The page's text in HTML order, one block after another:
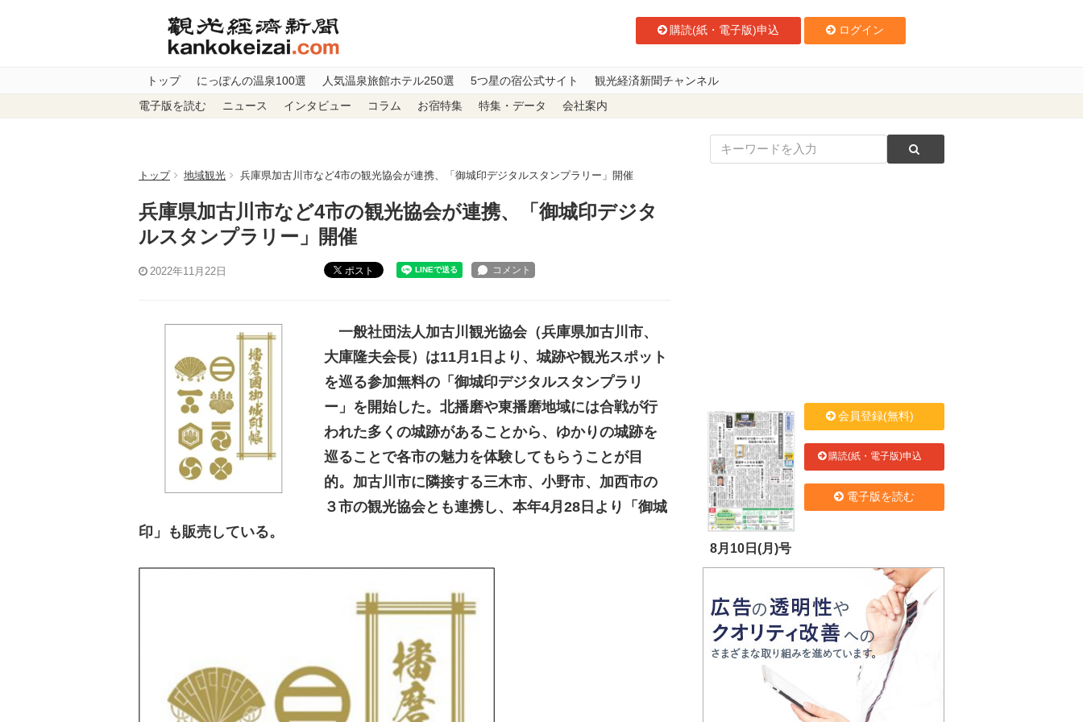
購読(紙・電子版)申込 ログイン
トップ にっぽんの温泉100選 人気温泉旅館ホテル250選 5つ星の宿公式サイト 観光経済新聞チャンネル
電子版を読む ニュース インタビュー コラム お宿特集 特集・データ 会社案内
トップ 地域観光 兵庫県加古川市など4市の観光協会が連携、「御城印デジタルスタンプラリー」開催
兵庫県加古川市など4市の観光協会が連携、「御城印デジタ
ルスタンプラリー」開催
2022年11月22日 ポスト
一般社団法人加古川観光協会（兵庫県加古川市、
大庫隆夫会長）は11月1日より、城跡や観光スポット
を巡る参加無料の「御城印デジタルスタンプラリ
ー」を開始した。北播磨や東播磨地域には合戦が行
われた多くの城跡があることから、ゆかりの城跡を
巡ることで各市の魅力を体験してもらうことが目
的。加古川市に隣接する三木市、小野市、加西市の
３市の観光協会とも連携し、本年4月28日より「御城
印」も販売している。
8月10日(月)号
会員登録(無料)
購読(紙・電子版)申込
電子版を読む